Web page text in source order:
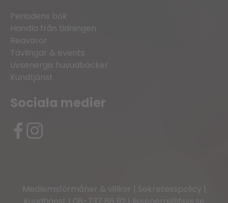
Periodens bok
Handla från tidningen
Reavaror
Tävlingar & events
Livsenergis huvudböcker
Kundtjänst
Sociala medier
Medlemsförmåner & villkor | Sekretesspolicy |